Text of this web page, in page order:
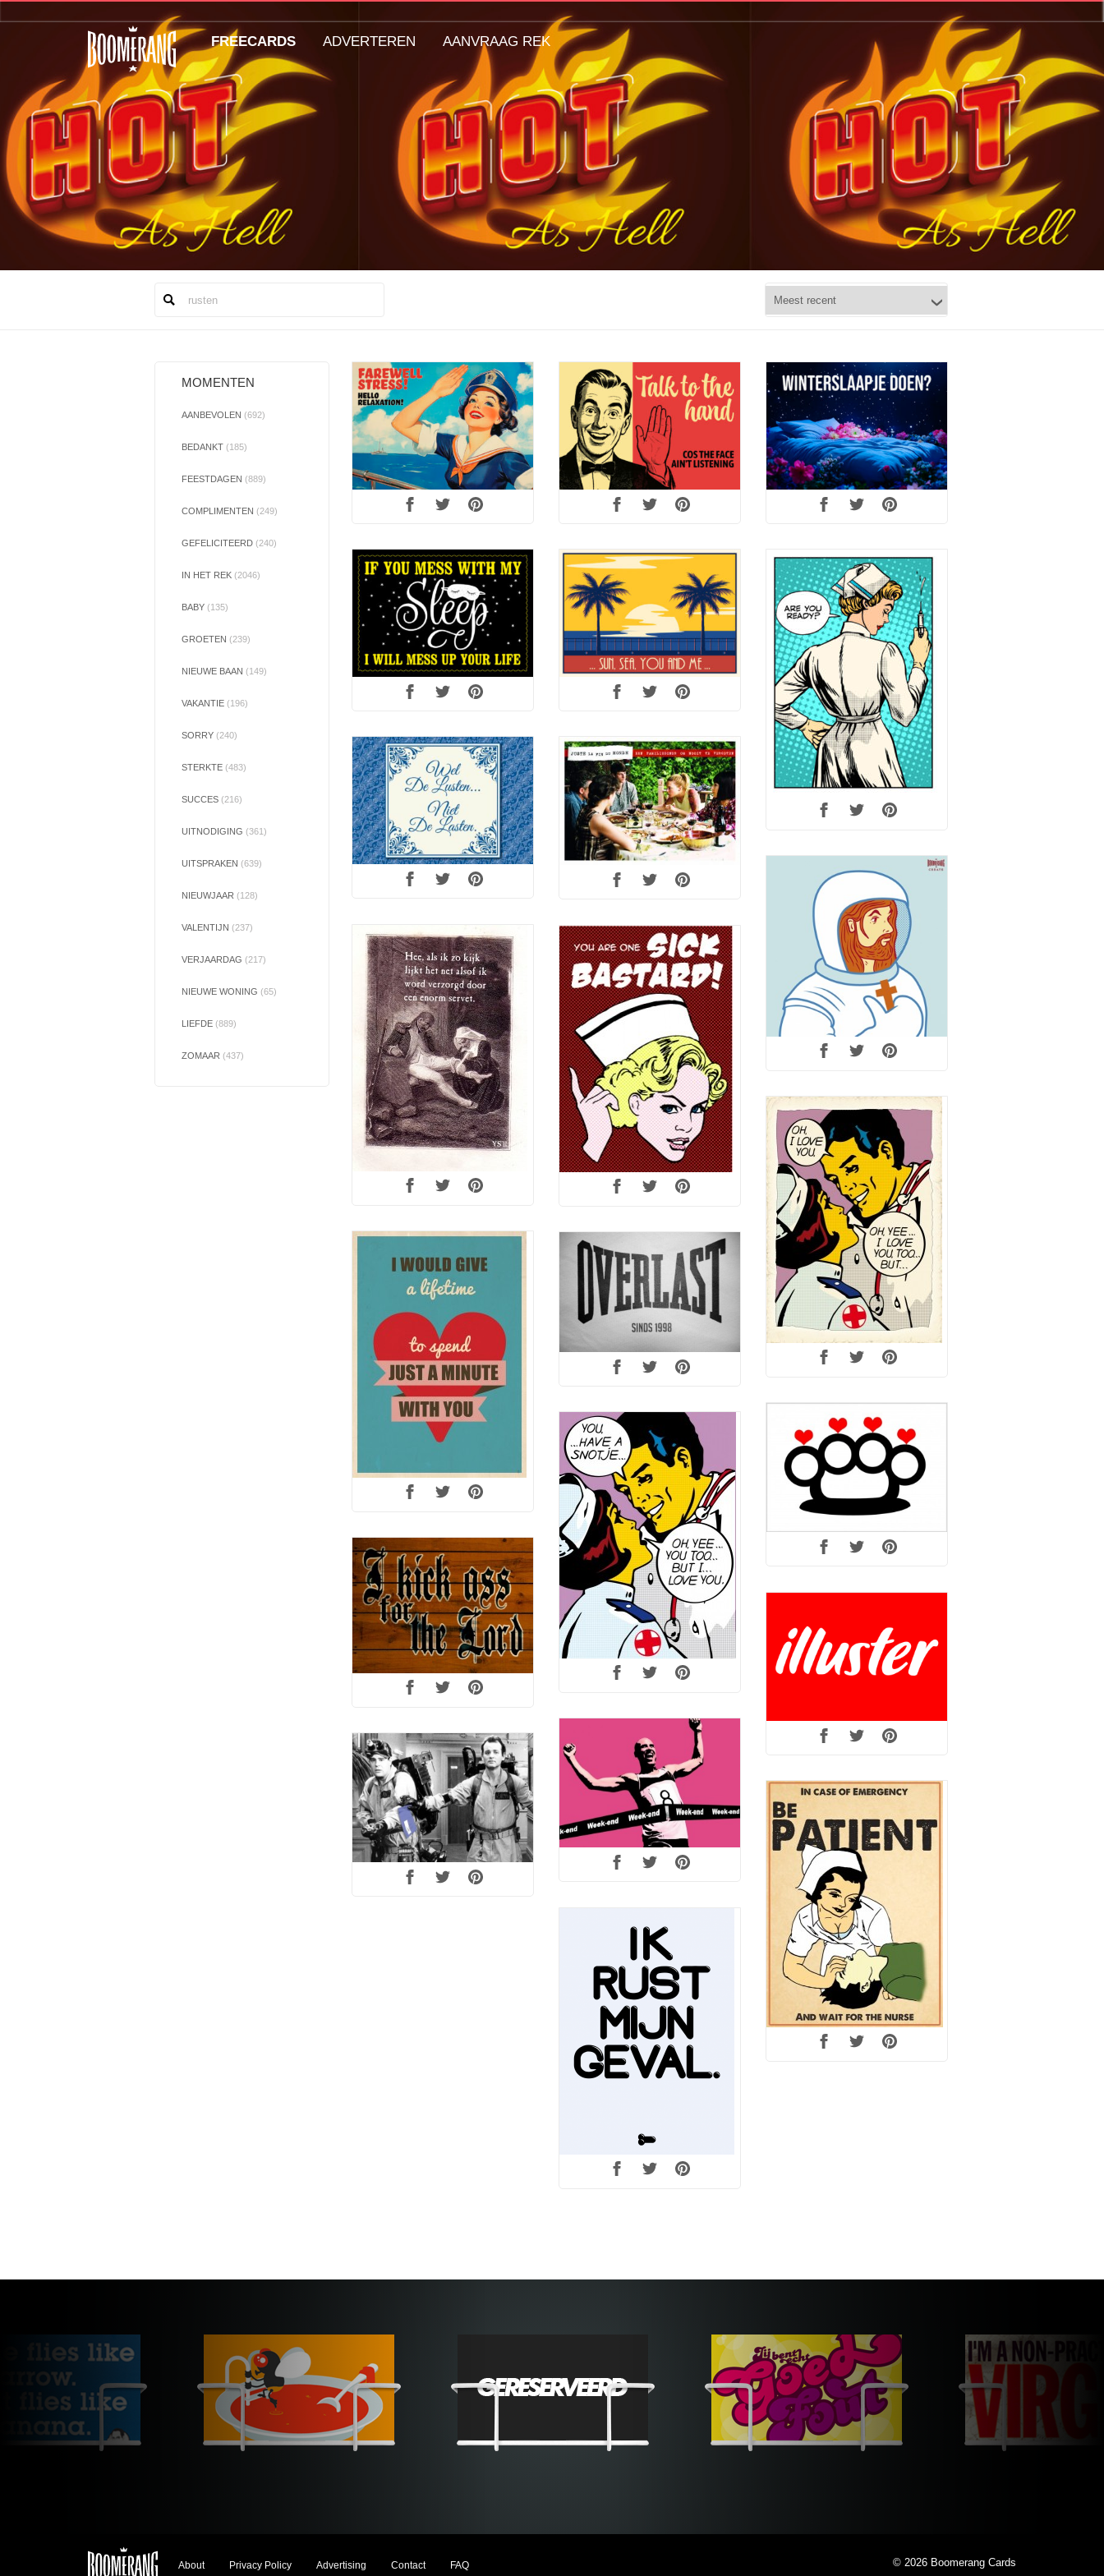
MOMENTEN
AANBEVOLEN (692)
BEDANKT (185)
FEESTDAGEN (889)
COMPLIMENTEN (249)
GEFELICITEERD (240)
IN HET REK (2046)
BABY (135)
GROETEN (239)
NIEUWE BAAN (149)
VAKANTIE (196)
SORRY (240)
STERKTE (483)
SUCCES (216)
UITNODIGING (361)
UITSPRAKEN (639)
NIEUWJAAR (128)
VALENTIJN (237)
VERJAARDAG (217)
NIEUWE WONING (65)
LIEFDE (889)
ZOMAAR (437)
About Privacy Policy Advertising Contact FAQ © 2026 Boomerang Cards
FREECARDS ADVERTEREN AANVRAAG REK